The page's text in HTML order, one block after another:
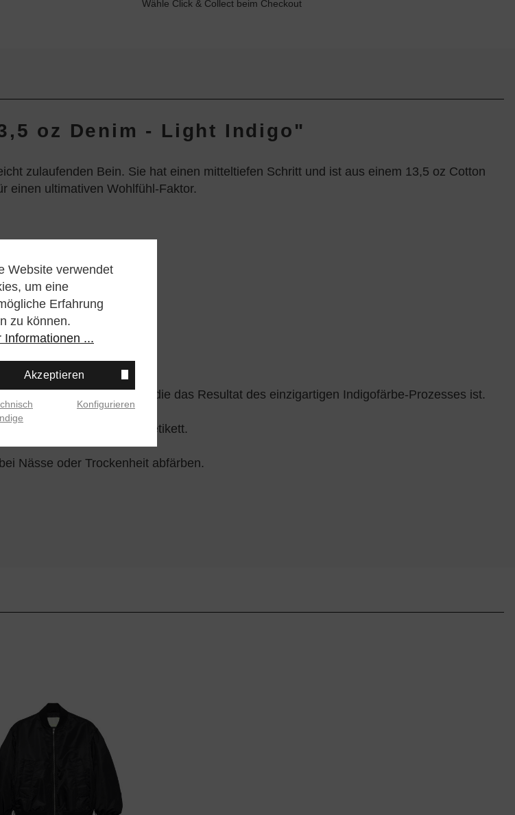
Wähle Click & Collect beim Checkout
oz Denim - Light Indigo"
zulaufenden Bein. Sie hat einen mitteltiefen Schritt und ist aus einem 13,5 oz Cotton
einen ultimativen Wohlfühl-Faktor.
durchlaufen, die das Resultat des einzigartigen Indigofärbe-Prozesses ist.
auf dem Pflegeetikett.
Nässe oder Trockenheit abfärben.
Website verwendet
um eine
Erfahrung
zu können.
Informationen ...
Akzeptieren
Konfigurieren